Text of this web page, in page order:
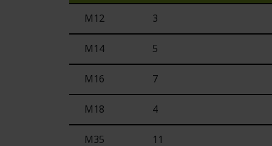
M12 3
M14 5
M16 7
M18 4
M35 11